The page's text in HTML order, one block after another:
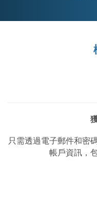
只需透過電子郵件和密
帳戶資訊，